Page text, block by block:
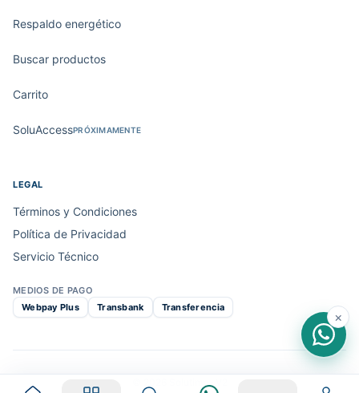
Respaldo energético
Buscar productos
Carrito
SoluAccessPRÓXIMAMENTE
LEGAL
Términos y Condiciones
Política de Privacidad
Servicio Técnico
MEDIOS DE PAGO
Webpay Plus
Transbank Transferencia
© 2026 Solutimp · V2
×